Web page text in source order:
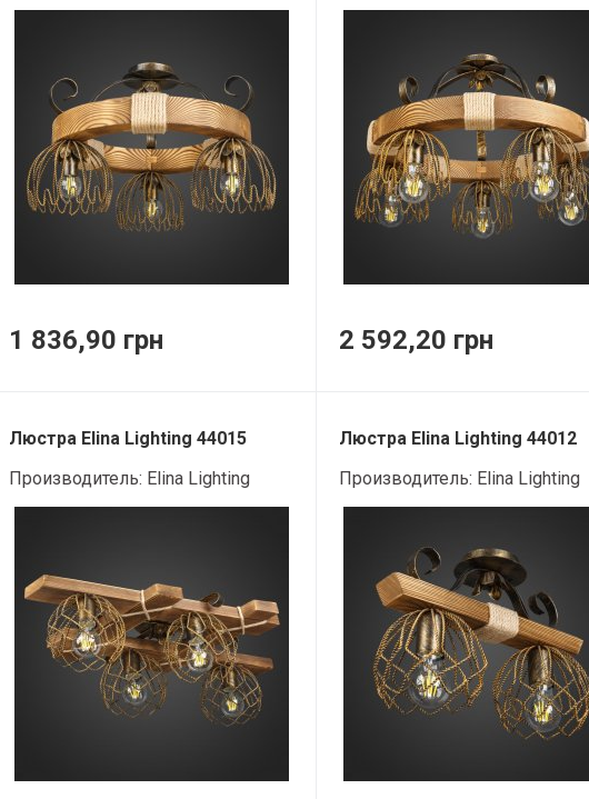
1 836,90 грн 2 592,20 грн
Люстра Elina Lighting 44015
Производитель: Elina Lighting
Люстра Elina Lighting 44012
Производитель: Elina Lighting